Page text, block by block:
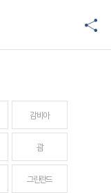
감비아
괌
그린란드